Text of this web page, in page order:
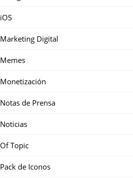
iOS
Marketing Digital
Memes
Monetización
Notas de Prensa
Noticias
Of Topic
Pack de Iconos